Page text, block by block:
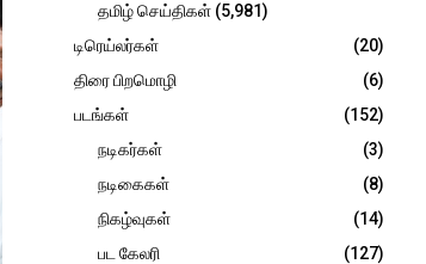
தமிழ் செய்திகள் (5,981)
டிரெய்லர்கள்
(20)
திரை பிறமொழி
(6)
படங்கள்
(152)
நடிகர்கள்
(3)
நடிகைகள்
(8)
நிகழ்வுகள்
(14)
பட கேலரி
(127)